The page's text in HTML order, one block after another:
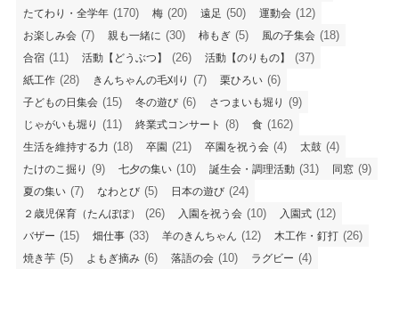
たてわり・全学年 (170) 梅 (20) 遠足 (50) 運動会 (12)
お楽しみ会 (7) 親も一緒に (30) 柿もぎ (5) 風の子集会 (18)
合宿 (11) 活動【どうぶつ】 (26) 活動【のりもの】 (37)
紙工作 (28) きんちゃんの毛刈り (7) 栗ひろい (6)
子どもの日集会 (15) 冬の遊び (6) さつまいも堀り (9)
じゃがいも堀り (11) 終業式コンサート (8) 食 (162)
生活を維持する力 (18) 卒園 (21) 卒園を祝う会 (4) 太鼓 (4)
たけのこ掘り (9) 七夕の集い (10) 誕生会・調理活動 (31) 同窓 (9)
夏の集い (7) なわとび (5) 日本の遊び (24)
２歳児保育（たんぽぽ） (26) 入園を祝う会 (10) 入園式 (12)
バザー (15) 畑仕事 (33) 羊のきんちゃん (12) 木工作・釘打 (26)
焼き芋 (5) よもぎ摘み (6) 落語の会 (10) ラグビー (4)